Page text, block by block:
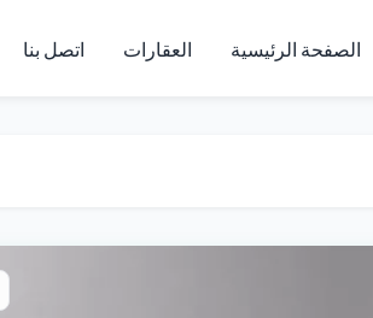
الصفحة الرئيسية العقارات اتصل بنا